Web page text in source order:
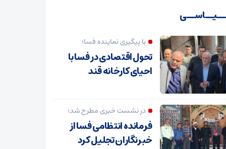
با پیگیری نماینده فسا؛
تحول اقتصادی در فسا با
احیای کارخانه قند
در نشست خبری مطرح شد؛
فرمانده انتظامی فسا از
خبرنگاران تجلیل کرد